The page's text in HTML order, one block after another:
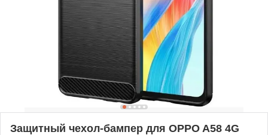
Защитный чехол-бампер для OPPO A58 4G